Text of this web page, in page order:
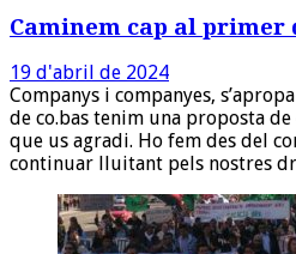
Caminem cap al primer
19 d'abril de 2024
Companys i companyes,
de co.bas tenim una proposta
que us agradi. Ho fem des del
continuar lluitant pels nostres